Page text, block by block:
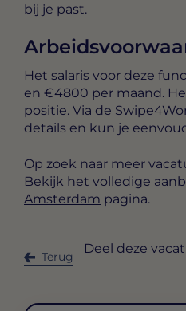
bij je past.
Het salaris voor deze
en €4800 per maand .
positie. Via de
details en kun je
Op zoek naar meer
Bekijk het volledige
Amsterdam pagina.
Terug
Deel deze